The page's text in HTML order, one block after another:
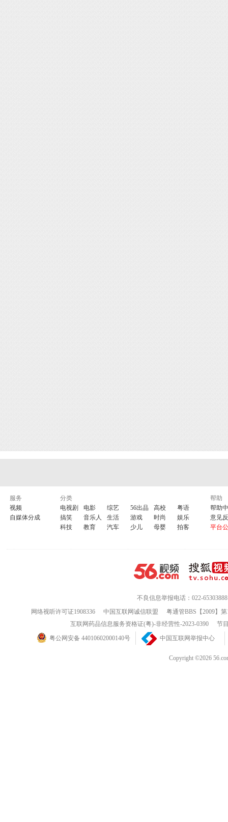
服务
视频
自媒体分成
分类
电视剧
电影 综艺 56出品 高校
粤语
搞笑
音乐人 生活 游戏 时尚
娱乐
科技
教育 汽车 少儿 母婴 拍客
帮助
帮助
意见
平台
不良信息举报电话：022-65303888
网络视听许可证1908336
中国互联网诚信联盟
粤通管BBS【2009】
互联网药品信息服务资格证(粤)-非经营性-2023-0390
节
粤公网安备 44010602000140号
中国互联网举报中心
Copyright ©2026